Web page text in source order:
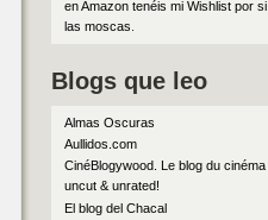
en Amazon tenéis mi Wishlist por si
las moscas
Blogs que leo
Almas Oscuras
Aullidos.com
CinéBlogywood. Le blog du cinéma
uncut & unrated!
El blog del Chacal